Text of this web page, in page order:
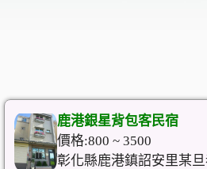
鹿港銀星背包客民宿
價格:800 ~ 3500
彰化縣鹿港鎮詔安里某